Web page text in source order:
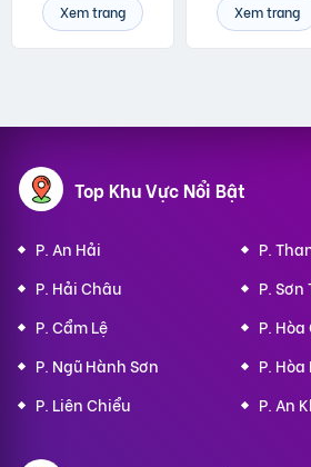
Xem trang Xem trang
Top Khu Vực Nổi Bật
P. An Hải
P.
P. Hải Châu
P. Sơn
P. Cẩm Lệ
P.
P. Ngũ Hành Sơn
P.
P. Liên Chiểu
P. An